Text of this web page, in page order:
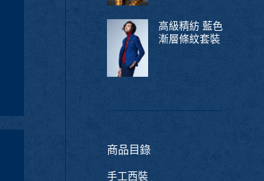
高級精紡 藍色
漸層條紋套裝
商品目錄
手工西裝